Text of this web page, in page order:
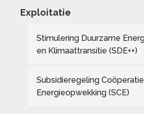
Exploitatie
Stimulering Duurzame
en Klimaattransitie (SDE++)
Subsidieregeling
Energieopwekking (SCE)